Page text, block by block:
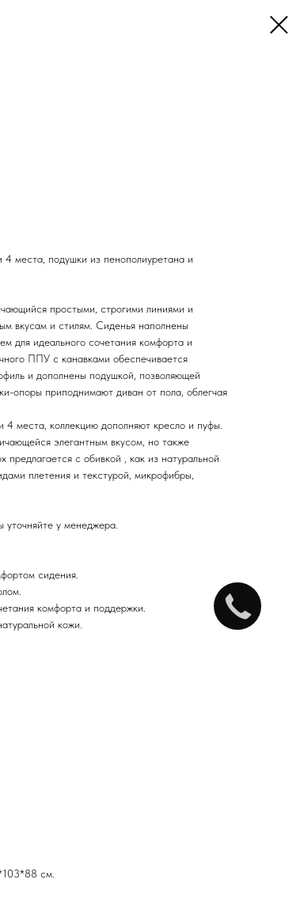
места, подушки из пенополиуретана и
простыми, строгими линиями и
вкусам и стилям. Сиденья наполнены
для идеального сочетания комфорта и
ППУ с канавками обеспечивается
и дополнены подушкой, позволяющей
опоры приподнимают диван от пола, облегчая
места, коллекцию дополняют кресло и пуфы.
элегантным вкусом, но также
предлагается с обивкой , как из натуральной
плетения и текстурой, микрофибры,
у менеджера.
сидения.
комфорта и поддержки.
кожи.
см.